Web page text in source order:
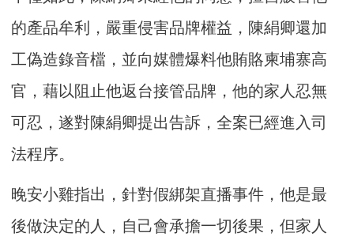
的產品牟利，嚴重侵害品牌權益，陳絹卿還加
工偽造錄音檔，並向媒體爆料他賄賂柬埔寨高
官，藉以阻止他返台接管品牌，他的家人忍無
可忍，遂對陳絹卿提出告訴，全案已經進入司
法程序。
晚安小雞指出，針對假綁架直播事件，他是最
後做決定的人，自己會承擔一切後果，但家人